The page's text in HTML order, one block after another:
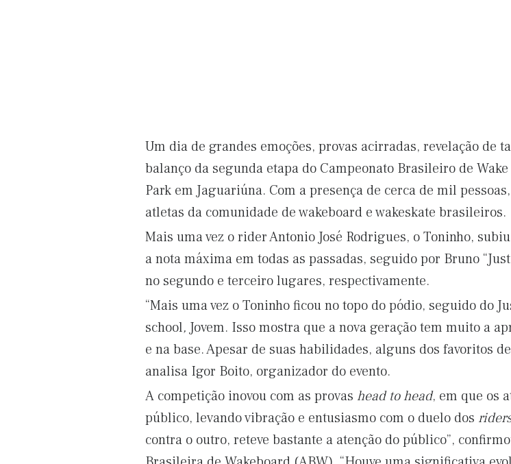
Um dia de grandes emoções, provas acirradas, revelação de
balanço da segunda etapa do Campeonato Brasileiro de
Park em Jaguariúna. Com a presença de cerca de mil
atletas da comunidade de wakeboard e wakeskate brasileiros.
Mais uma vez o rider Antonio José Rodrigues, o Toninho,
a nota máxima em todas as passadas, seguido por Bruno
no segundo e terceiro lugares, respectivamente.
“Mais uma vez o Toninho ficou no topo do pódio, seguido do
school, Jovem. Isso mostra que a nova geração tem muito a
e na base. Apesar de suas habilidades, alguns dos favoritos
analisa Igor Boito, organizador do evento.
A competição inovou com as provas head to head, em que os
público, levando vibração e entusiasmo com o duelo dos
contra o outro, reteve bastante a atenção do público”,